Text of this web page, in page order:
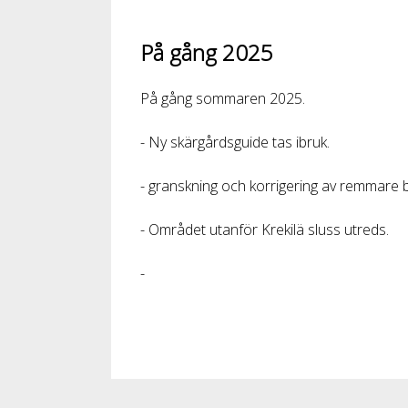
På gång 2025
På gång sommaren 2025.
- Ny skärgårdsguide tas ibruk.
- granskning och korrigering av
- Området utanför Krekilä sluss utreds.
-